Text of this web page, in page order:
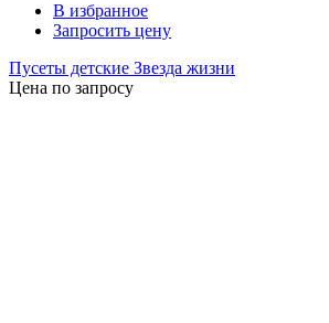
В избранное
Запросить цену
Пусеты детские Звезда жизни
Цена по запросу